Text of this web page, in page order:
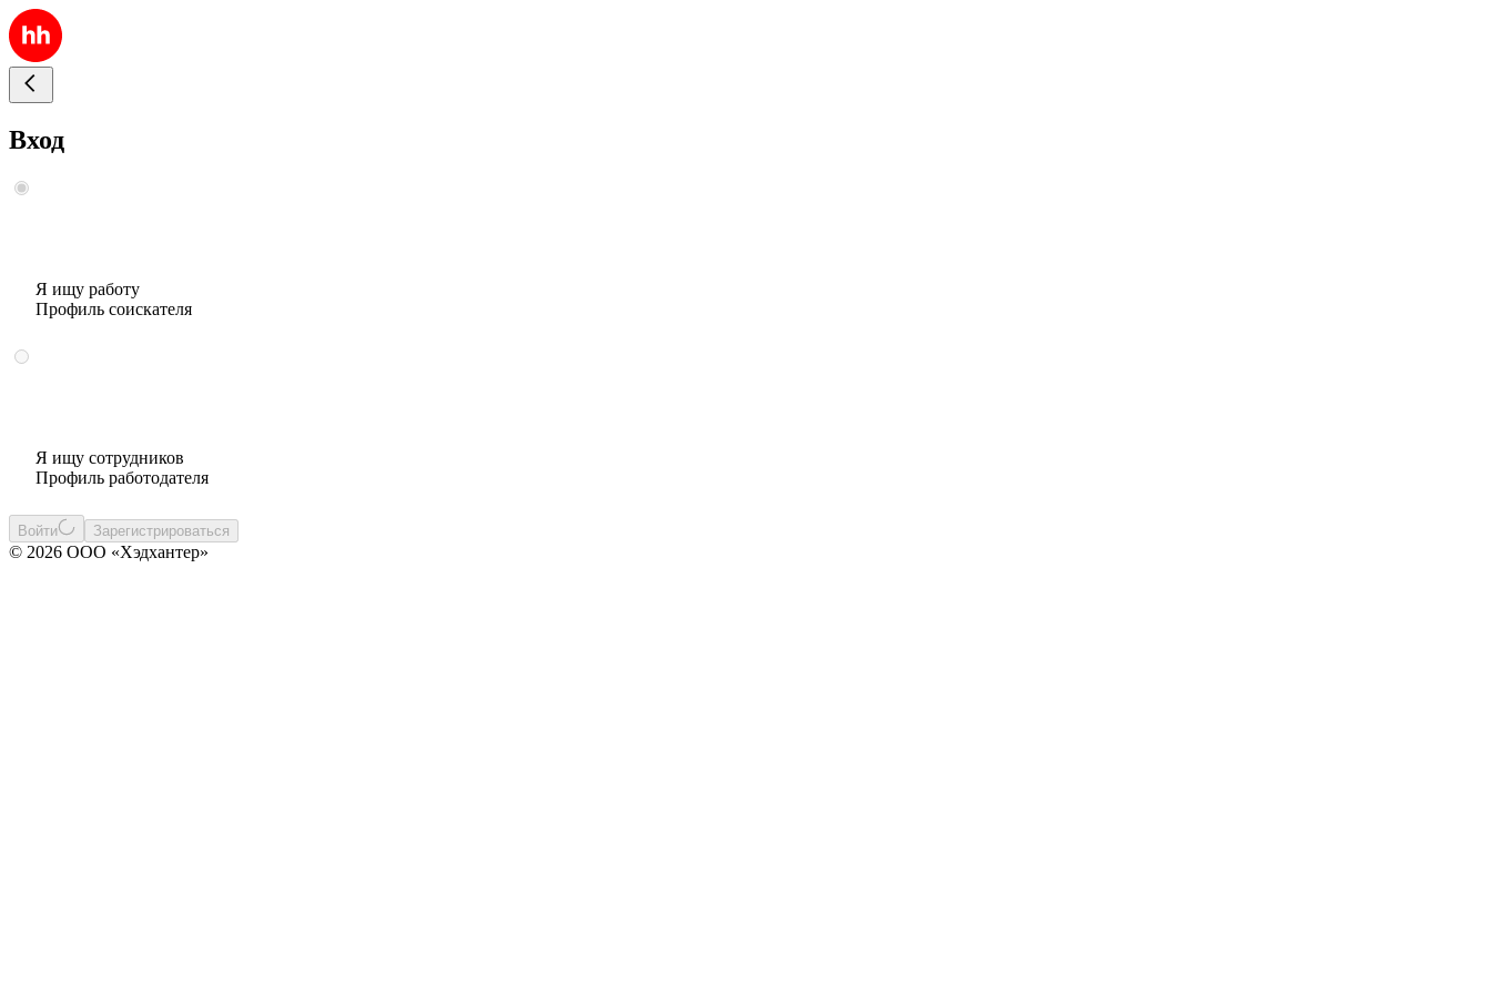
Вход
Я ищу работу
Профиль соискателя
Я ищу сотрудников
Профиль работодателя
Войти Зарегистрироваться
© 2026 ООО «Хэдхантер»